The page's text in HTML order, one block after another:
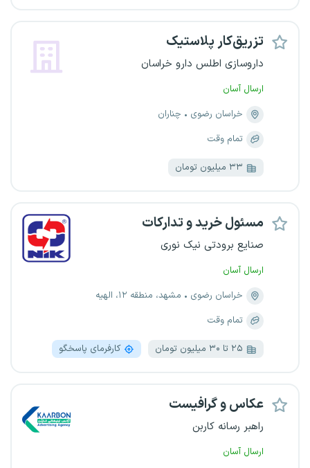
تزریق‌کار پلاستیک
داروسازی اطلس دارو خراسان
ارسال آسان
خراسان رضوی
چناران
تمام وقت
۳۳ میلیون تومان
مسئول خرید و تدارکات
صنایع برودتی نیک نوری
ارسال آسان
خراسان رضوی
مشهد، منطقه ۱۲، الهیه
تمام وقت
۲۵ تا ۳۰ میلیون تومان کارفرمای پاسخگو
عکاس و گرافیست
راهبر رسانه کاربن
ارسال آسان